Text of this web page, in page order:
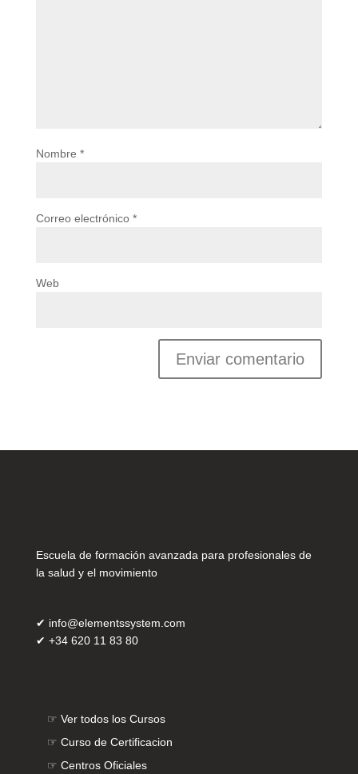
Nombre *
Correo electrónico *
Web
Escuela de formación avanzada para profesionales de
la salud y el movimiento
✔ info@elementssystem.com
✔ +34 620 11 83 80
☞ Ver todos los Cursos
☞ Curso de Certificacion
☞ Centros Oficiales